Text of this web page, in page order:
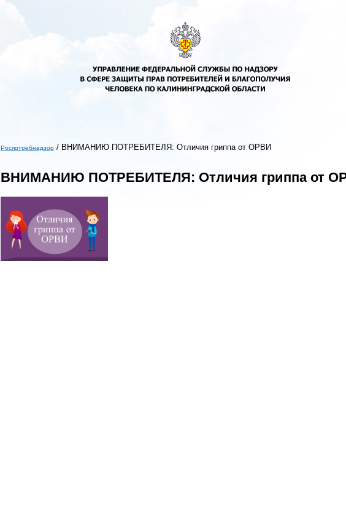
Роспотребнадзор / ВНИМАНИЮ ПОТРЕБИТЕЛЯ: Отличия гриппа от ОРВИ
ВНИМАНИЮ ПОТРЕБИТЕЛЯ: Отличия гриппа от